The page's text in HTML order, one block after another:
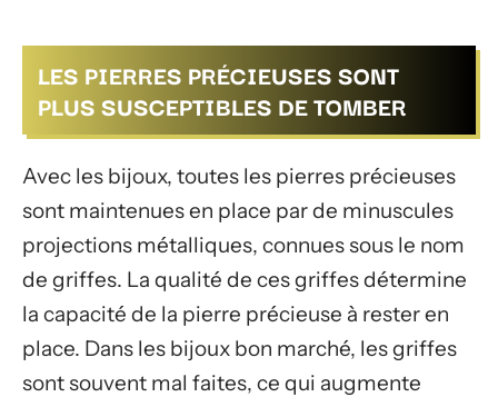
LES PIERRES PRÉCIEUSES SONT
PLUS SUSCEPTIBLES DE TOMBER
Avec les bijoux, toutes les pierres précieuses
sont maintenues en place par de minuscules
projections métalliques, connues sous le nom
de griffes. La qualité de ces griffes détermine
la capacité de la pierre précieuse à rester en
place. Dans les bijoux bon marché, les griffes
sont souvent mal faites, ce qui augmente